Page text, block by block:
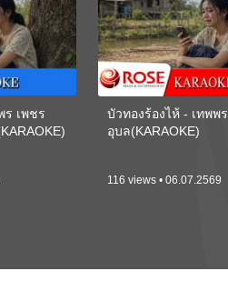
ร เพชร
บัวทองร้องไห้ - เทพพ
อุบล(KARAOKE)
116 views • 06.07.2569